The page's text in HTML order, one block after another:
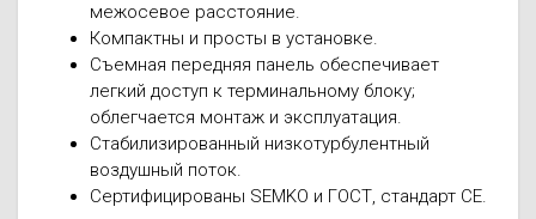
межосевое расстояние.
Компактны и просты в установке.
Съемная передняя панель обеспечивает
легкий доступ к терминальному блоку;
облегчается монтаж и эксплуатация.
Стабилизированный низкотурбулентный
воздушный поток.
Сертифицированы SEMKO и ГОСТ, стандарт CE.